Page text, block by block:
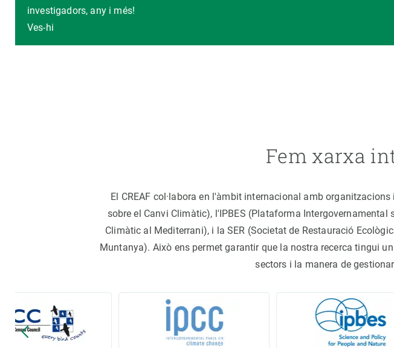
investigadors, any i més!
Ves-hi
Fem xarxa
El CREAF col·labora en l'àmbit internacional amb
sobre el Canvi Climàtic), l'IPBES (Plataforma Intergovernamental
Climàtic al Mediterrani), i la SER (Societat de Restauració
Muntanya). Això ens permet garantir que la nostra recerca tingui
sectors i la manera de